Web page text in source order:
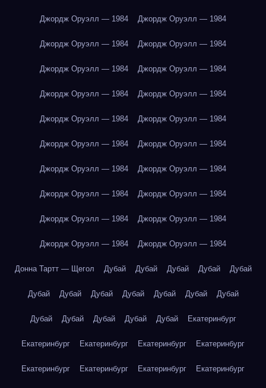
Джордж Оруэлл — 1984 Джордж Оруэлл — 1984
Джордж Оруэлл — 1984 Джордж Оруэлл — 1984
Джордж Оруэлл — 1984 Джордж Оруэлл — 1984
Джордж Оруэлл — 1984 Джордж Оруэлл — 1984
Джордж Оруэлл — 1984 Джордж Оруэлл — 1984
Джордж Оруэлл — 1984 Джордж Оруэлл — 1984
Джордж Оруэлл — 1984 Джордж Оруэлл — 1984
Джордж Оруэлл — 1984 Джордж Оруэлл — 1984
Джордж Оруэлл — 1984 Джордж Оруэлл — 1984
Джордж Оруэлл — 1984 Джордж Оруэлл — 1984
Донна Тартт — Щегол Дубай Дубай Дубай Дубай Дубай
Дубай Дубай Дубай Дубай Дубай Дубай Дубай
Дубай Дубай Дубай Дубай Дубай Екатеринбург
Екатеринбург Екатеринбург Екатеринбург Екатеринбург
Екатеринбург Екатеринбург Екатеринбург Екатеринбург